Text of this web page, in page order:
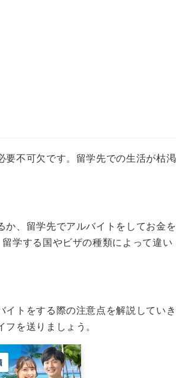
不可欠です。 留学先での生活が枯渇
か、留学先でアルバイトをしてお金を
学する国やビザの種類によって違い
トをする際の注意点を解説していき
を送りましょう。